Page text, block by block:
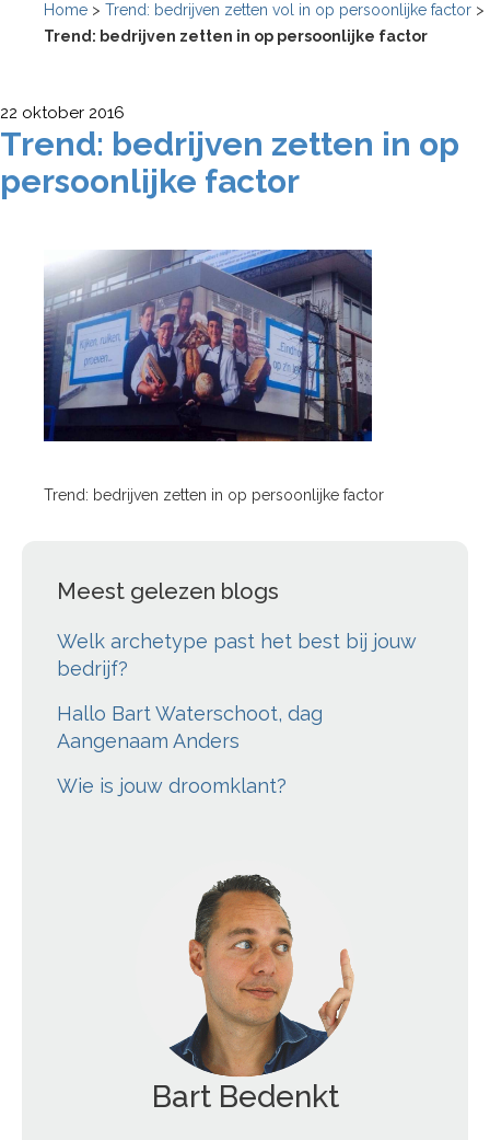
Home > Trend: bedrijven zetten vol in op persoonlijke factor >
Trend: bedrijven zetten in op persoonlijke factor
22 oktober 2016
Trend: bedrijven zetten in op
persoonlijke factor
Trend: bedrijven zetten in op persoonlijke factor
Meest gelezen blogs
Welk archetype past het best bij jouw
bedrijf?
Hallo Bart Waterschoot, dag
Aangenaam Anders
Wie is jouw droomklant?
';